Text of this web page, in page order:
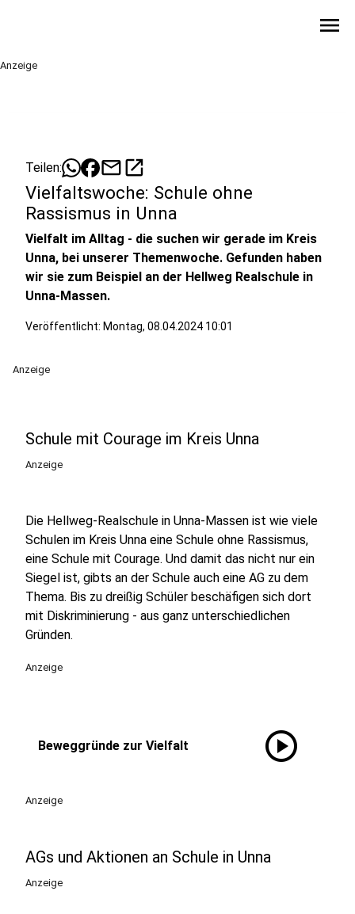
menu
Anzeige
Teilen: mailopen_in_new
Vielfaltswoche: Schule ohne
Rassismus in Unna
Vielfalt im Alltag - die suchen wir gerade im Kreis
Unna, bei unserer Themenwoche. Gefunden haben
wir sie zum Beispiel an der Hellweg Realschule in
Unna-Massen.
Veröffentlicht: Montag, 08.04.2024 10:01
Anzeige
Schule mit Courage im Kreis Unna
Anzeige
Die Hellweg-Realschule in Unna-Massen ist wie viele
Schulen im Kreis Unna eine Schule ohne Rassismus,
eine Schule mit Courage. Und damit das nicht nur ein
Siegel ist, gibts an der Schule auch eine AG zu dem
Thema. Bis zu dreißig Schüler beschäfigen sich dort
mit Diskriminierung - aus ganz unterschiedlichen
Gründen.
Anzeige
Beweggründe zur Vielfalt play_circle
Anzeige
AGs und Aktionen an Schule in Unna
Anzeige